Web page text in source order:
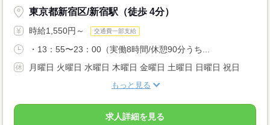
東京都新宿区/新宿駅（徒歩 4分）
時給1,550円～ 交通費一部支給
・13：55〜23：00（実働8時間/休憩90分うち...
月曜日 火曜日 水曜日 木曜日 金曜日 土曜日 日曜日 祝日
もっと見る
求人詳細を見る